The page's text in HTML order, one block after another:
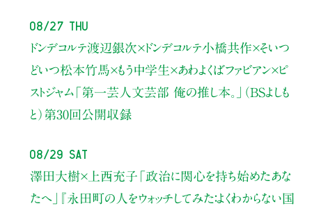
08/27 Thu
ドンデコルテ渡辺銀次×ドンデコルテ小橋共作×そいつ
どいつ松本竹馬×もう中学生×あわよくばファビアン×ピ
ストジャム「第一芸人文芸部 俺の推し本。」（BSよしも
と） 第30回公開収録
08/29 Sat
澤田大樹×上西充子 「政治に関心を持ち始めたあな
たへ」
『永田町の人をウォッチしてみた：よくわからない国